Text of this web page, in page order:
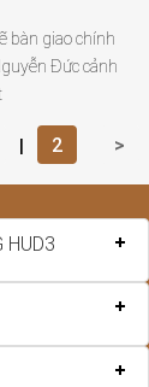
bàn giao chính
Đức cảnh
| 2 >
HUD3